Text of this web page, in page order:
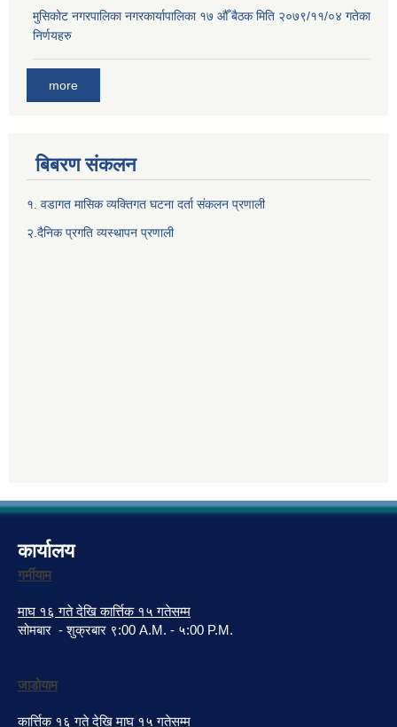
मुसिकोट नगरपालिका नगरकार्यापालिका १७ औँ बैठक मिति २०७९/११/०४ गतेका
निर्णयहरु
more
बिबरण संकलन
१. वडागत मासिक व्यक्तिगत घटना दर्ता संकलन प्रणाली
२.दैनिक प्रगति व्यस्थापन प्रणाली
कार्यालय
गर्मीयाम
माघ १६ गते देखि कार्त्तिक १५ गतेसम्म
सोमबार - शुक्रबार ९:00 A.M. - ५:00 P.M.
जाडोयाम
कार्त्तिक १६ गते देखि माघ १५ गतेसम्म